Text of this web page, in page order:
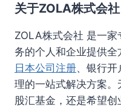
关于ZOLA株式会社
ZOLA株式会社 是一
务的个人和企业提供
日本公司注册、银行开
理的一站式解决方案。
股汇基金，还是希望创